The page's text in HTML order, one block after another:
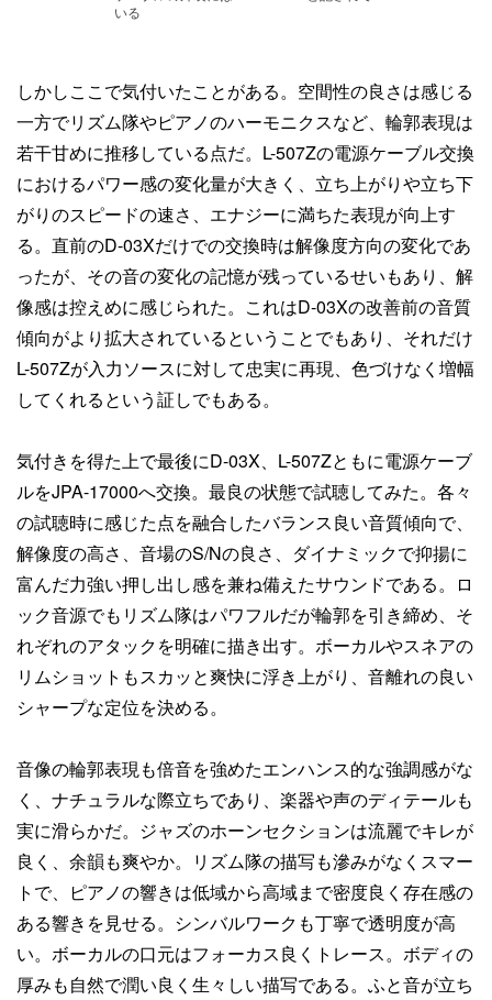
いる
しかしここで気付いたことがある。空間性の良さは感じる
一方でリズム隊やピアノのハーモニクスなど、輪郭表現は
若干甘めに推移している点だ。L-507Zの電源ケーブル交換
におけるパワー感の変化量が大きく、立ち上がりや立ち下
がりのスピードの速さ、エナジーに満ちた表現が向上す
る。直前のD-03Xだけでの交換時は解像度方向の変化であ
ったが、その音の変化の記憶が残っているせいもあり、解
像感は控えめに感じられた。これはD-03Xの改善前の音質
傾向がより拡大されているということでもあり、それだけ
L-507Zが入力ソースに対して忠実に再現、色づけなく増幅
してくれるという証しでもある。
気付きを得た上で最後にD-03X、L-507Zともに電源ケーブ
ルをJPA-17000へ交換。最良の状態で試聴してみた。各々
の試聴時に感じた点を融合したバランス良い音質傾向で、
解像度の高さ、音場のS/Nの良さ、ダイナミックで抑揚に
富んだ力強い押し出し感を兼ね備えたサウンドである。ロ
ック音源でもリズム隊はパワフルだが輪郭を引き締め、そ
れぞれのアタックを明確に描き出す。ボーカルやスネアの
リムショットもスカッと爽快に浮き上がり、音離れの良い
シャープな定位を決める。
音像の輪郭表現も倍音を強めたエンハンス的な強調感がな
く、ナチュラルな際立ちであり、楽器や声のディテールも
実に滑らかだ。ジャズのホーンセクションは流麗でキレが
良く、余韻も爽やか。リズム隊の描写も滲みがなくスマー
トで、ピアノの響きは低域から高域まで密度良く存在感の
ある響きを見せる。シンバルワークも丁寧で透明度が高
い。ボーカルの口元はフォーカス良くトレース。ボディの
厚みも自然で潤い良く生々しい描写である。ふと音が立ち